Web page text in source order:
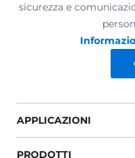
sicurezza e
APPLICAZIONI
PRODOTTI